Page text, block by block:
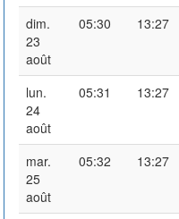
dim.
23
août
05:30 13:27
lun.
24
août
05:31 13:27
mar.
25
août
05:32 13:27